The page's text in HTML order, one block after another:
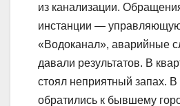
из канализации.
инстанции —
«Водоканал», аварийные
давали результатов. В
стоял неприятный запах.
обратились к бывшему